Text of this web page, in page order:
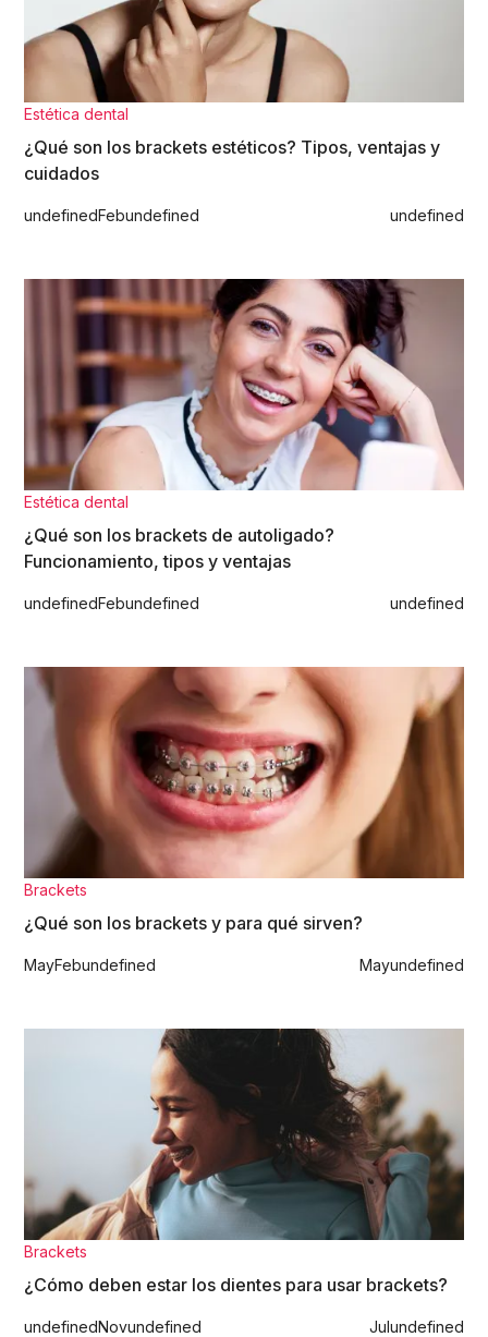
Estética dental
¿Qué son los brackets estéticos? Tipos, ventajas y
cuidados
undefinedFebundefined undefined
Estética dental
¿Qué son los brackets de autoligado?
Funcionamiento, tipos y ventajas
undefinedFebundefined undefined
Brackets
¿Qué son los brackets y para qué sirven?
MayFebundefined Mayundefined
Brackets
¿Cómo deben estar los dientes para usar brackets?
undefinedNovundefined Julundefined